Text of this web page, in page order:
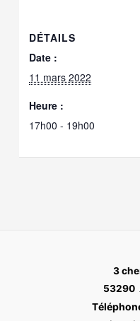
DÉTAILS
Date :
11 mars 2022
Heure :
17h00 - 19h00
3
53290
T